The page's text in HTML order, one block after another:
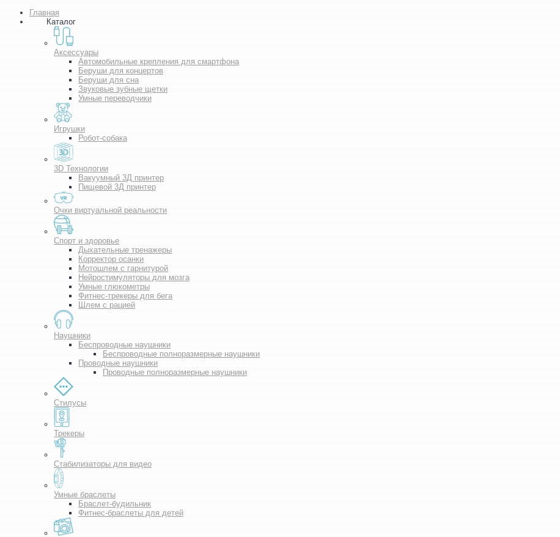
Главная
Каталог
Аксессуары
Автомобильные крепления для смартфона
Беруши для концертов
Беруши для сна
Звуковые зубные щетки
Умные переводчики
Игрушки
Робот-собака
3D Технологии
Вакуумный 3Д принтер
Пищевой 3Д принтер
Очки виртуальной реальности
Спорт и здоровье
Дыхательные тренажеры
Корректор осанки
Мотошлем с гарнитурой
Нейростимуляторы для мозга
Умные глюкометры
Фитнес-трекеры для бега
Шлем с рацией
Наушники
Беспроводные наушники
Беспроводные полноразмерные наушники
Проводные наушники
Проводные полноразмерные наушники
Стилусы
Трекеры
Стабилизаторы для видео
Умные браслеты
Браслет-будильник
Фитнес-браслеты для детей